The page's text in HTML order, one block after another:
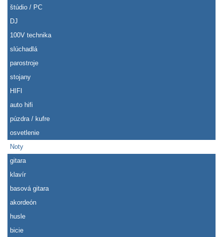
štúdio / PC
DJ
100V technika
slúchadlá
parostroje
stojany
HIFI
auto hifi
púzdra / kufre
osvetlenie
Noty
gitara
klavír
basová gitara
akordeón
husle
bicie